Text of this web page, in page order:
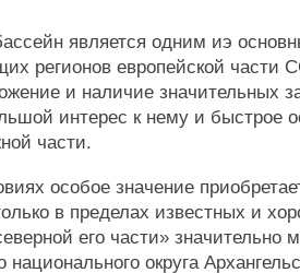
является одним иэ
регионов европейской части
и наличие значительных
интерес к нему и быстрое
части.
особое значение
в пределах известных и
его части» значительно
национального округа